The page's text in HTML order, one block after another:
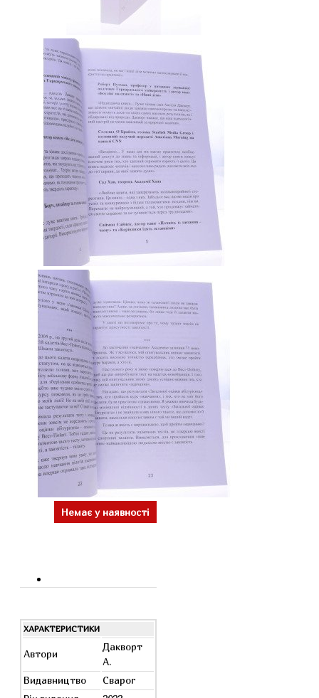
Немає у наявності
ХАРАКТЕРИСТИКИ
Автори
Дакворт
А.
Видавництво
Сварог